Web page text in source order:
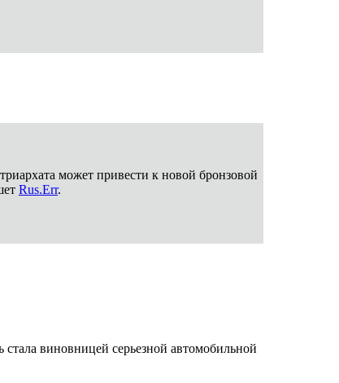
может привести к новой бронзовой
Rus.Err.
виновницей серьезной автомобильной